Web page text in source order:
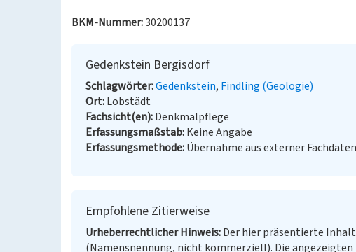
BKM-Nummer:30200137
Gedenkstein Bergisdorf
Schlagwörter Gedenkstein Findling (Geologie)
Ort Lobstädt
Fachsicht(en) Denkmalpflege
Erfassungsmaßstab Keine Angabe
Erfassungsmethode Übernahme aus externer
Empfohlene Zitierweise
Urheberrechtlicher Hinweis Der hier präsentierte Inhalt
(Namensnennung, nicht kommerziell). Die